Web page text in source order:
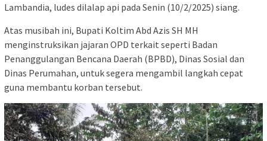
Lambandia, ludes dilalap api pada Senin (10/2/2025) siang.
Atas musibah ini, Bupati Koltim Abd Azis SH MH
menginstruksikan jajaran OPD terkait seperti Badan
Penanggulangan Bencana Daerah (BPBD), Dinas Sosial dan
Dinas Perumahan, untuk segera mengambil langkah cepat
guna membantu korban tersebut.